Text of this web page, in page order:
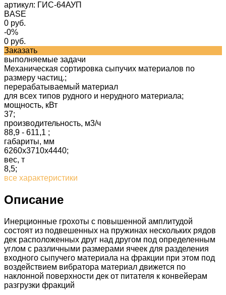
артикул: ГИС-64АУП
BASE
0 руб.
-0%
0 руб.
Заказать
выполняемые задачи
Механическая сортировка сыпучих материалов по
размеру частиц.;
перерабатываемый материал
для всех типов рудного и нерудного материала;
мощность, кВт
37;
производительность, м3/ч
88,9 - 611,1 ;
габариты, мм
6260х3710х4440;
вес, т
8,5;
все характеристики
Описание
Инерционные грохоты с повышенной амплитудой
состоят из подвешенных на пружинах нескольких рядов
дек расположенных друг над другом под определенным
углом с различными размерами ячеек для разделения
входного сыпучего материала на фракции при этом под
воздействием вибратора материал движется по
наклонной поверхности дек от питателя к конвейерам
разгрузки фракций